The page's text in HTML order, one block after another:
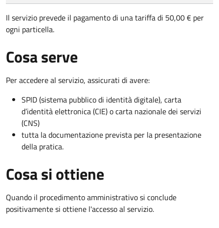
Il servizio prevede il pagamento di una tariffa di 50,00 € per
ogni particella.
Cosa serve
Per accedere al servizio, assicurati di avere:
SPID (sistema pubblico di identità digitale), carta
d’identità elettronica (CIE) o carta nazionale dei servizi
(CNS)
tutta la documentazione prevista per la presentazione
della pratica.
Cosa si ottiene
Quando il procedimento amministrativo si conclude
positivamente si ottiene l'accesso al servizio.